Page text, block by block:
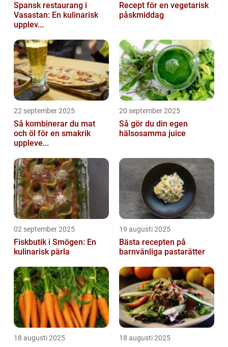
Spansk restaurang i
Vasastan: En kulinarisk
upplev...
Recept för en vegetarisk
påskmiddag
22 september 2025
Så kombinerar du mat
och öl för en smakrik
uppleve...
20 september 2025
Så gör du din egen
hälsosamma juice
02 september 2025
Fiskbutik i Smögen: En
kulinarisk pärla
19 augusti 2025
Bästa recepten på
barnvänliga pastarätter
18 augusti 2025 18 augusti 2025